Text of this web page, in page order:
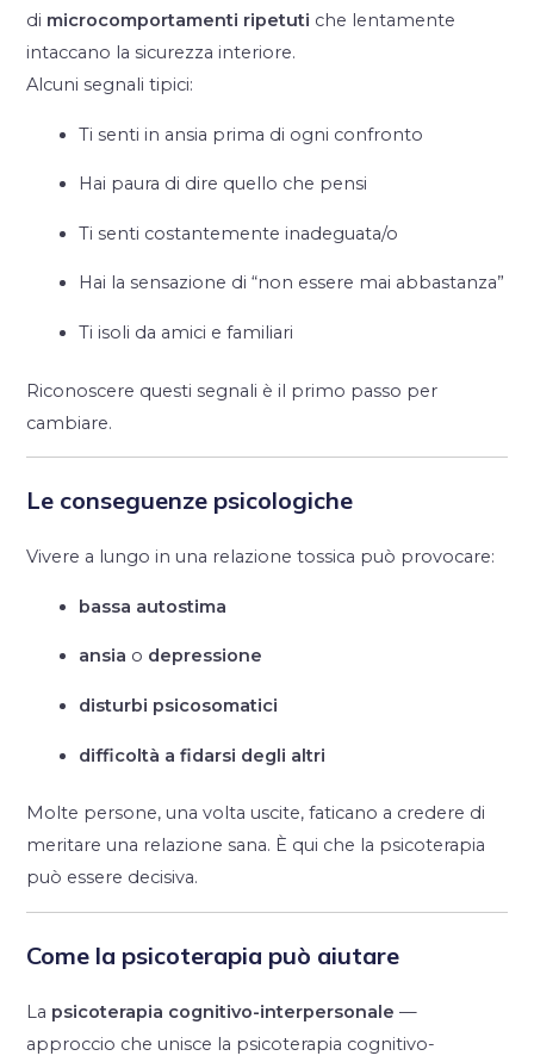
di microcomportamenti ripetuti che lentamente
intaccano la sicurezza interiore.
Alcuni segnali tipici:
Ti senti in ansia prima di ogni confronto
Hai paura di dire quello che pensi
Ti senti costantemente inadeguata/o
Hai la sensazione di “non essere mai abbastanza”
Ti isoli da amici e familiari
Riconoscere questi segnali è il primo passo per
cambiare.
Le conseguenze psicologiche
Vivere a lungo in una relazione tossica può provocare:
bassa autostima
ansia o depressione
disturbi psicosomatici
difficoltà a fidarsi degli altri
Molte persone, una volta uscite, faticano a credere di
meritare una relazione sana. È qui che la psicoterapia
può essere decisiva.
Come la psicoterapia può aiutare
La psicoterapia cognitivo-interpersonale —
approccio che unisce la psicoterapia cognitivo-